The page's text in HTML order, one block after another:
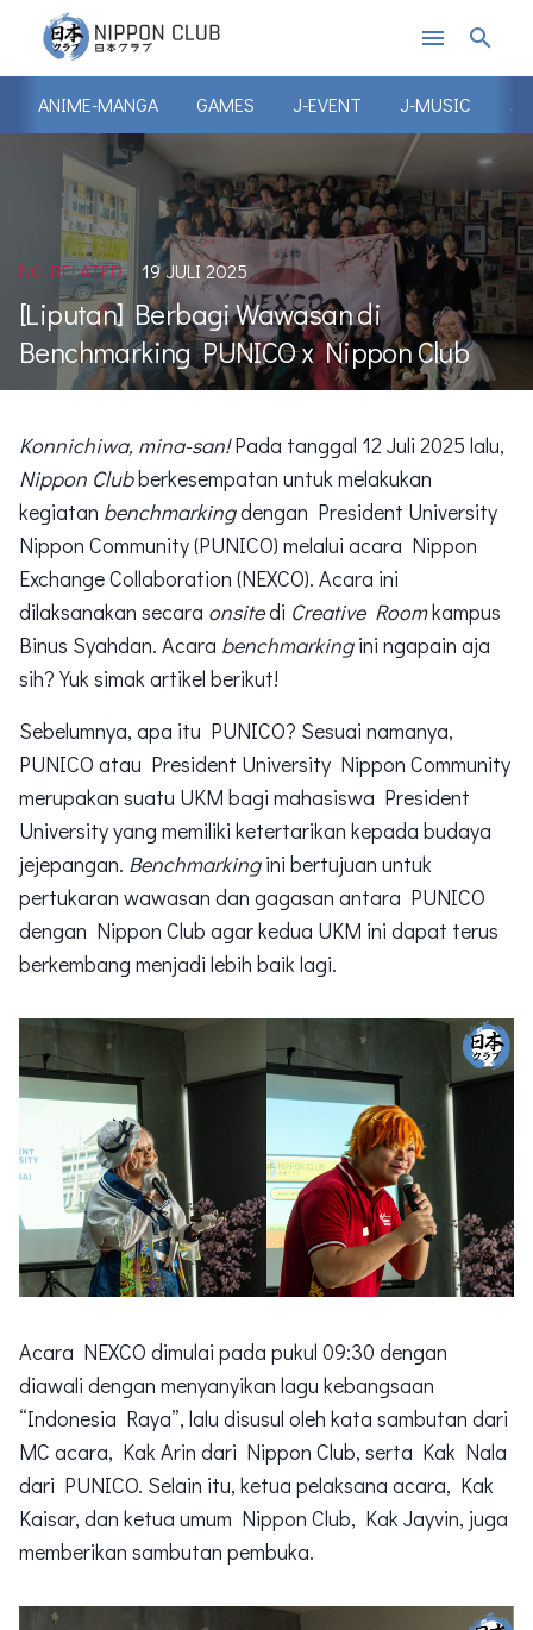
menu search
ANIME-MANGA GAMES J-EVENT J-MUSIC J-
NC RELATED 19 JULI 2025
[Liputan] Berbagi Wawasan di
Benchmarking PUNICO x Nippon Club
Konnichiwa, mina-san!Pada tanggal 12 Juli 2025 lalu,
Nippon Clubberkesempatan untuk melakukan
kegiatan benchmarkingdengan President University
Nippon Community (PUNICO) melalui acara Nippon
Exchange Collaboration (NEXCO). Acara ini
dilaksanakan secara onsitedi Creative Roomkampus
Binus Syahdan. Acara benchmarkingini ngapain aja
sih? Yuk simak artikel berikut!
Sebelumnya, apa itu PUNICO? Sesuai namanya,
PUNICO atau President University Nippon Community
merupakan suatu UKM bagi mahasiswa President
University yang memiliki ketertarikan kepada budaya
jejepangan. Benchmarkingini bertujuan untuk
pertukaran wawasan dan gagasan antara PUNICO
dengan Nippon Club agar kedua UKM ini dapat terus
berkembang menjadi lebih baik lagi.
Acara NEXCO dimulai pada pukul 09:30 dengan
diawali dengan menyanyikan lagu kebangsaan
“Indonesia Raya”, lalu disusul oleh kata sambutan dari
MC acara, Kak Arin dari Nippon Club, serta Kak Nala
dari PUNICO. Selain itu, ketua pelaksana acara, Kak
Kaisar, dan ketua umum Nippon Club, Kak Jayvin, juga
memberikan sambutan pembuka.